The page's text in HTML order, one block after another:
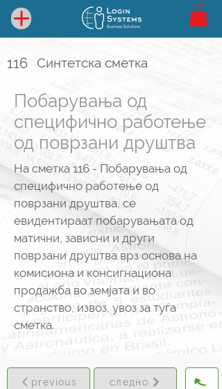
116 Синтетска сметка
Побарувања од
специфично работење
од поврзани друштва
На сметка 116 - Побарувања од
специфично работење од
поврзани друштва, се
евидентираат побарувањата од
матични, зависни и други
поврзани друштва врз основа на
комисиона и консигнациона
продажба во земјата и во
странство, извоз, увоз за туѓа
сметка.
previous следно